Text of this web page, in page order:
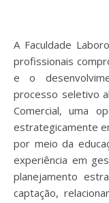
A Faculdade Laboro segue fortalecendo sua equipe com
profissionais
e o
processo seletivo
Comercial, uma
estrategicamente
por meio da
experiência em
planejamento
captação,